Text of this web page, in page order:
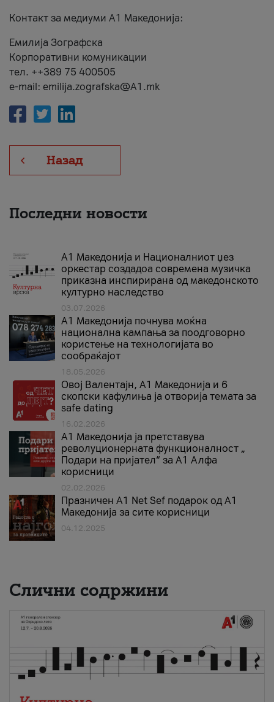
Контакт за медиуми А1 Македонија:
Емилија Зографска
Корпоративни комуникации
тел. ++389 75 400505
e-mail: emilija.zografska@A1.mk
Назад
Последни новости
А1 Македонија и Националниот џез
оркестар создадоа современа музичка
приказна инспирирана од македонското
културно наследство
03.07.2026
A1 Македонија почнува моќна
национална кампања за поодговорно
користење на технологијата во
сообраќајот
18.05.2026
Овој Валентајн, A1 Македонија и 6
скопски кафулиња ја отворија темата за
safe dating
16.02.2026
А1 Македонија ја претставува
револуционерната функционалност „
Подари на пријател“ за А1 Алфа
корисници
02.02.2026
Празничен A1 Net Sеf подарок од А1
Македонија за сите корисници
04.12.2025
Слични содржини